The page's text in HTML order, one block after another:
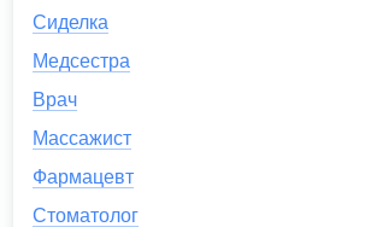
Сиделка
Медсестра
Врач
Массажист
Фармацевт
Стоматолог